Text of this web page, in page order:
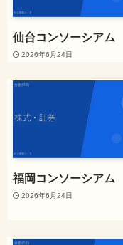
仙台コンソーシアム
2026年6月24日
福岡コンソーシアム
2026年6月24日